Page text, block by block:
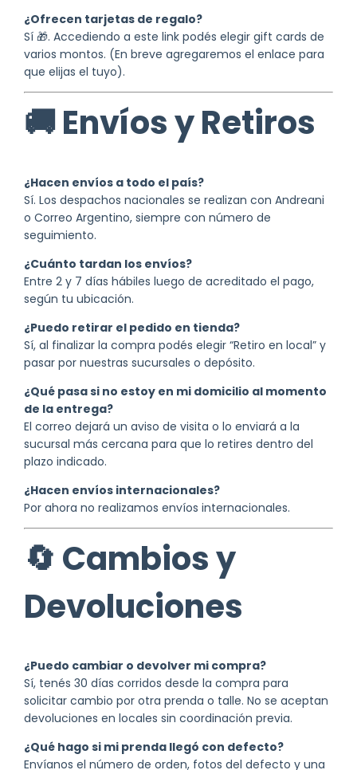
¿Ofrecen tarjetas de regalo?
Sí 🎁. Accediendo a este link podés elegir gift cards de
varios montos. (En breve agregaremos el enlace para
que elijas el tuyo).
🚚 Envíos y Retiros
¿Hacen envíos a todo el país?
Sí. Los despachos nacionales se realizan con Andreani
o Correo Argentino, siempre con número de
seguimiento.
¿Cuánto tardan los envíos?
Entre 2 y 7 días hábiles luego de acreditado el pago,
según tu ubicación.
¿Puedo retirar el pedido en tienda?
Sí, al finalizar la compra podés elegir “Retiro en local” y
pasar por nuestras sucursales o depósito.
¿Qué pasa si no estoy en mi domicilio al momento
de la entrega?
El correo dejará un aviso de visita o lo enviará a la
sucursal más cercana para que lo retires dentro del
plazo indicado.
¿Hacen envíos internacionales?
Por ahora no realizamos envíos internacionales.
🔄 Cambios y
Devoluciones
¿Puedo cambiar o devolver mi compra?
Sí, tenés 30 días corridos desde la compra para
solicitar cambio por otra prenda o talle. No se aceptan
devoluciones en locales sin coordinación previa.
¿Qué hago si mi prenda llegó con defecto?
Envíanos el número de orden, fotos del defecto y una